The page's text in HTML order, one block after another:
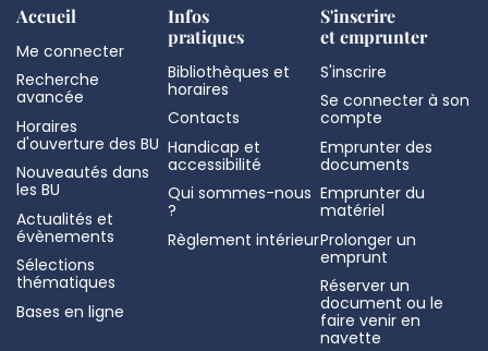
Accueil
Me connecter
Recherche
avancée
Horaires
d'ouverture des BU
Nouveautés dans
les BU
Actualités et
évènements
Sélections
thématiques
Bases en ligne
Infos
pratiques
Bibliothèques et
horaires
Contacts
Handicap et
accessibilité
Qui sommes-nous
?
Règlement intérieur
S'inscrire
et emprunter
S'inscrire
Se connecter à son
compte
Emprunter des
documents
Emprunter du
matériel
Prolonger un
emprunt
Réserver un
document ou le
faire venir en
navette